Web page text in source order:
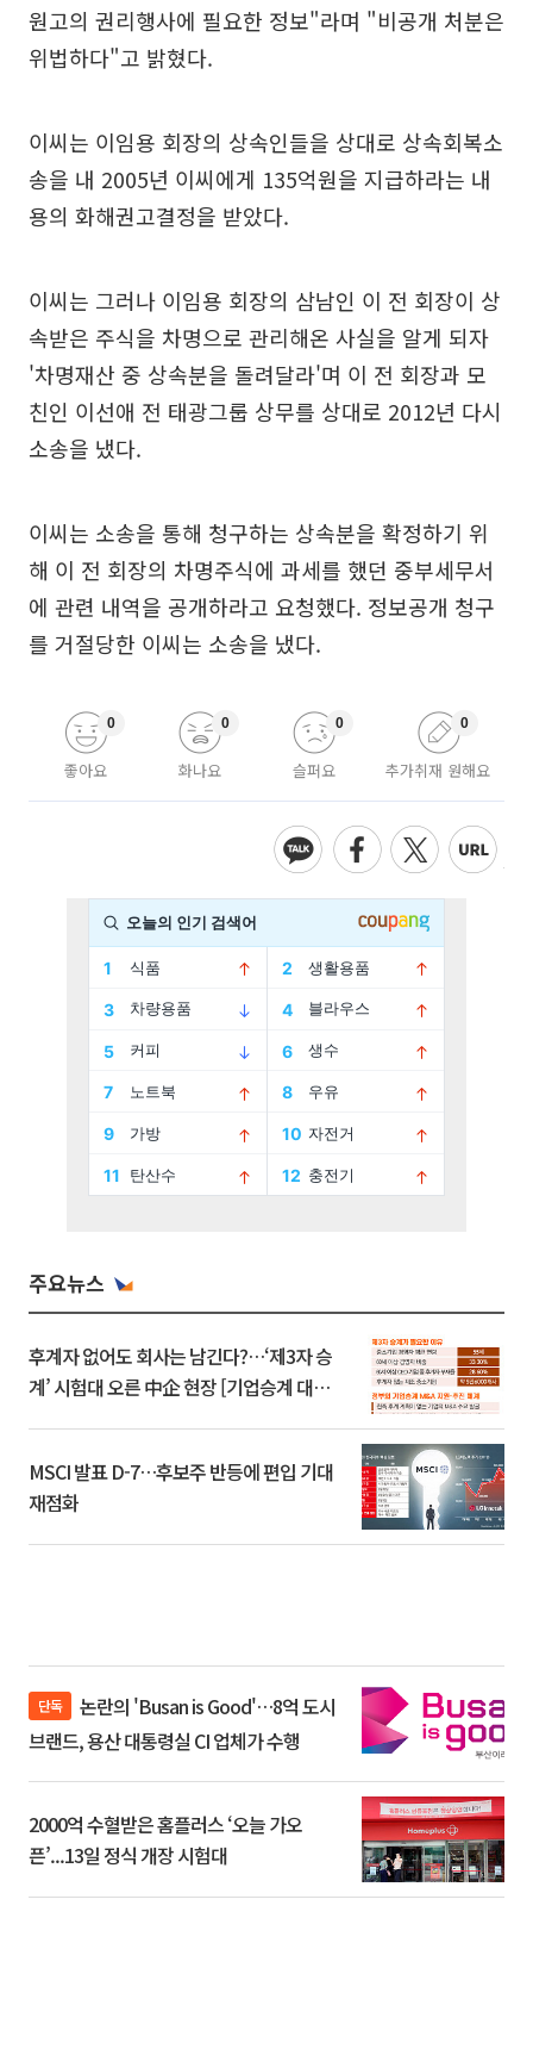
원고의 권리행사에 필요한 정보"라며 "비공개 처분은
위법하다"고 밝혔다.
이씨는 이임용 회장의 상속인들을 상대로 상속회복소
송을 내 2005년 이씨에게 135억원을 지급하라는 내
용의 화해권고결정을 받았다.
이씨는 그러나 이임용 회장의 삼남인 이 전 회장이 상
속받은 주식을 차명으로 관리해온 사실을 알게 되자
'차명재산 중 상속분을 돌려달라'며 이 전 회장과 모
친인 이선애 전 태광그룹 상무를 상대로 2012년 다시
소송을 냈다.
이씨는 소송을 통해 청구하는 상속분을 확정하기 위
해 이 전 회장의 차명주식에 과세를 했던 중부세무서
에 관련 내역을 공개하라고 요청했다. 정보공개 청구
를 거절당한 이씨는 소송을 냈다.
좋아요
0
화나요
0
슬퍼요
0
추가취재 원해요
0
주요뉴스
후계자 없어도 회사는 남긴다?…‘제3자 승
계’ 시험대 오른 中企 현장 [기업승계 대전
MSCI 발표 D-7…후보주 반등에 편입 기대
재점화
단독
브랜드, 용산 대통령실 CI 업체가 수행
2000억 수혈받은 홈플러스 ‘오늘 가오
픈’...13일 정식 개장 시험대